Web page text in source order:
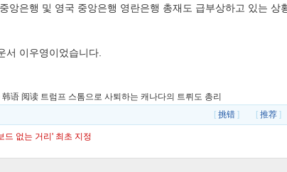
앙은행 및 영국 중앙은행 영란은행 총재도 급부상하고 있는 상
서 이우영이었습니다.
韩语 阅读 트럼프 스톰으로 사퇴하는 캐나다의 트뤼도 총리
[ 挑错 ] [ 推荐 ]
드 없는 거리' 최초 지정